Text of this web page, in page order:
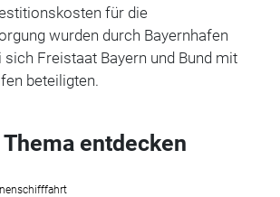
für die
wurden durch Bayernhafen
sich Freistaat Bayern und Bund mit
beteiligten.
entdecken